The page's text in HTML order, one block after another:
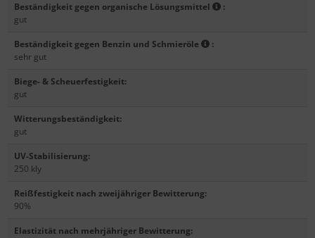
Beständigkeit gegen organische Lösungsmittel
:
gut
Beständigkeit gegen Benzin und Schmieröle
:
sehr gut
Biege- & Scheuerfestigkeit:
gut
Witterungsbeständigkeit:
gut
UV-Stabilisierung:
250 kly
Reißfestigkeit nach zweijähriger Bewitterung:
90%
Elastizität nach mehrjähriger Bewitterung: